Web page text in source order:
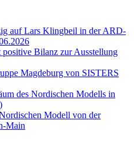
auf Lars Klingbeil in der ARD-
Bilanz zur Ausstellung
Magdeburg von SISTERS
des Nordischen Modells in
Modell von der
Main